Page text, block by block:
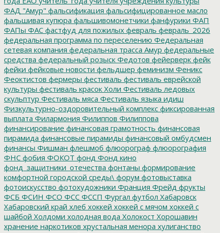
ФАД "Амур" фальсификация фальсифицированное масло
фальшивая купюра фальшивомонетчики фанфурики ФАП
ФАПы ФАС фастфуд для пожилых февраль февраль_2026
федеральная программа по переселению Федеральная
сетевая компания федеральная трасса Амур федеральные
средства федеральный розыск Федотов фейерверк фейк
фейки фейковые новости фельдшер феминизм Феникс
Феоктистов фермеры фестиваль фестиваль еврейской
культуры фестиваль красок Холи Фестиваль ледовых
скульптур Фестиваль мяса Фестиваль языка идиш
Физкультурно-оздоровительный комплекс фиксированная
выплата Филармония Филиппов Филиппова
финансирование финансовая грамотность финансовая
пирамида финансовые пирамиды финансовый омбудсмен
финансы Фишман флешмоб флюорограф флюорография
ФНС фобия ФОКОТ фонд Фонд кино
фонд_защитники_отечества фонтаны формирование
комфортной городской среды\ форум фотовыставка
фотоискусство фотохудожники Франция Фрейд фрукты
ФСБ ФСИН ФСО ФСС ФССП Фургал футбол Хабаровск
Хабаровский край хлеб хоккей хоккей с мячом хоккей с
шайбой Холдоми холодная вода Холокост Хорошавин
хранение наркотиков хрустальная менора хулиганство